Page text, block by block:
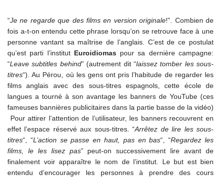
“Je ne regarde que des films en version originale!”. Combien de
fois a-t-on entendu cette phrase lorsqu’on se retrouve face à une
personne vantant sa maîtrise de l’anglais. C’est de ce postulat
qu’est parti l’institut Euroidiomaspour sa dernière campagne:
“Leave subtitles behind” (autrement dit “laissez tomber les sous-
titres“). Au Pérou, où les gens ont pris l’habitude de regarder les
films anglais avec des sous-titres espagnols, cette école de
langues a tourné à son avantage les banners de YouTube (ces
fameuses bannières publicitaires dans la partie basse de la vidéo)
Pour attirer l’attention de l’utilisateur, les banners recouvrent en
effet l’espace réservé aux sous-titres. “Arrêtez de lire les sous-
titres“, “L’action se passe en haut, pas en bas“, “Regardez les
films, le les lisez pas” peut-on successivement lire avant de
finalement voir apparaître le nom de l’institut. Le but est bien
entendu d’encourager les personnes à prendre des cours